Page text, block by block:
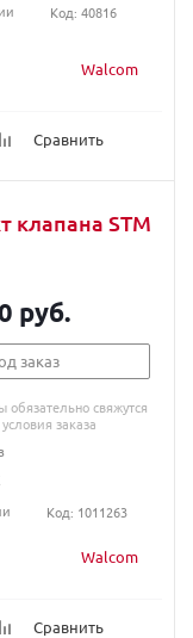
Walcom
Сравнить
Код: 40816
клапана STM
Walcom
Сравнить
руб.
заказ
свяжутся
заказа
Код: 1011263